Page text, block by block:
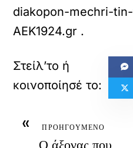
diakopon-mechri-
AEK1924.gr .
« ΠΡΟΗΓΟΥΜΕΝΟ